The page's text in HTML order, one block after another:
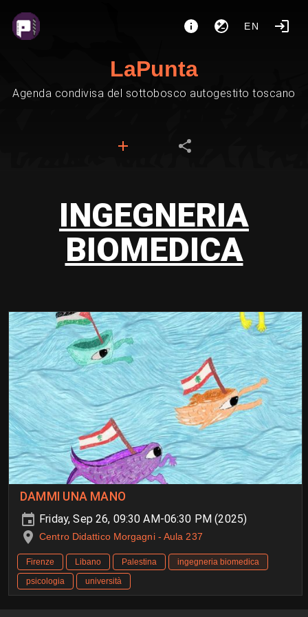
EN
LaPunta
Agenda condivisa del sottobosco autogestito toscano
INGEGNERIA
BIOMEDICA
DAMMI UNA MANO
Friday, Sep 26, 09:30 AM-06:30 PM (2025)
Centro Didattico Morgagni - Aula 237
Firenze Libano Palestina
ingegneria biomedica
psicologia
università